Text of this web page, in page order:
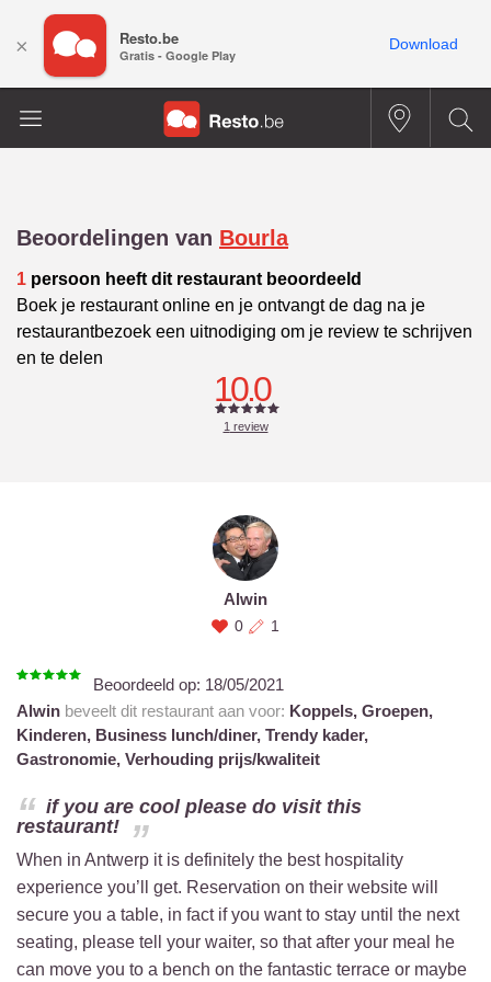
Beoordelingen van Bourla
1 persoon heeft dit restaurant beoordeeld
Boek je restaurant online en je ontvangt de dag na je
restaurantbezoek een uitnodiging om je review te schrijven
en te delen
10.0
1 review
Alwin
0 1
Beoordeeld op: 18/05/2021
Alwin beveelt dit restaurant aan voor: Koppels, Groepen,
Kinderen, Business lunch/diner, Trendy kader,
Gastronomie, Verhouding prijs/kwaliteit
if you are cool please do visit this
restaurant!
When in Antwerp it is definitely the best hospitality
experience you’ll get. Reservation on their website will
secure you a table, in fact if you want to stay until the next
seating, please tell your waiter, so that after your meal he
can move you to a bench on the fantastic terrace or maybe
× Resto.be
Gratis - Google Play
Download